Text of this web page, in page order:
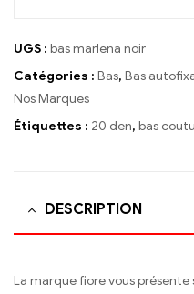
UGS : bas marlena noir
Catégories : Bas, Bas
Nos Marques
Étiquettes : 20 den, bas
DESCRIPTION
La marque fiore vous présente